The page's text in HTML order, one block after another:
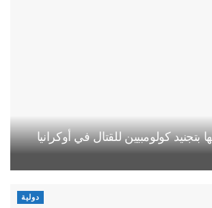
بتجنيد كولومبيين للقتال في أوكرانيا
دولية